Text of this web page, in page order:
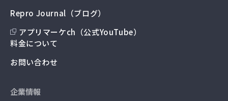
Repro Journal（ブログ）
アプリマーケch（公式YouTube）
料金について
お問い合わせ
企業情報